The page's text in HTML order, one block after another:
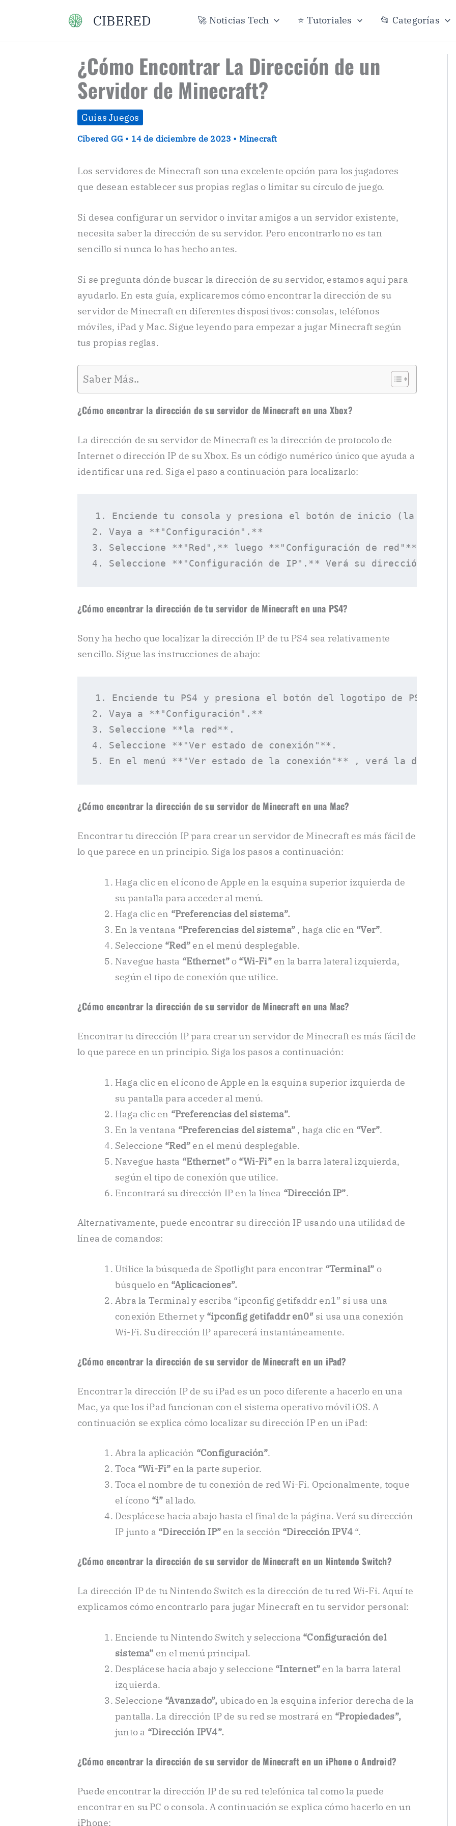
contenido
CIBERED 🚀 Noticias Tech ⭐ Tutoriales 📂 Categorías
¿Cómo Encontrar La Dirección de un
Servidor de Minecraft?
Guías Juegos
Cibered GG • 14 de diciembre de 2023 • Minecraft
Los servidores de Minecraft son una excelente opción para los jugadores
que desean establecer sus propias reglas o limitar su círculo de juego.
Si desea configurar un servidor o invitar amigos a un servidor existente,
necesita saber la dirección de su servidor. Pero encontrarlo no es tan
sencillo si nunca lo has hecho antes.
Si se pregunta dónde buscar la dirección de su servidor, estamos aquí para
ayudarlo. En esta guía, explicaremos cómo encontrar la dirección de su
servidor de Minecraft en diferentes dispositivos: consolas, teléfonos
móviles, iPad y Mac. Sigue leyendo para empezar a jugar Minecraft según
tus propias reglas.
Saber Más..
¿Cómo encontrar la dirección de su servidor de Minecraft en una Xbox?
La dirección de su servidor de Minecraft es la dirección de protocolo de
Internet o dirección IP de su Xbox. Es un código numérico único que ayuda a
identificar una red. Siga el paso a continuación para localizarlo:
1. Enciende tu consola y presiona el botón de inicio (la “X”
2. Vaya a **"Configuración".**
3. Seleccione **"Red",** luego **"Configuración de red"** y
¿Cómo encontrar la dirección de tu servidor de Minecraft en una PS4?
Sony ha hecho que localizar la dirección IP de tu PS4 sea relativamente
sencillo. Sigue las instrucciones de abajo:
1. Enciende tu PS4 y presiona el botón del logotipo de PS
2. Vaya a **"Configuración".**
3. Seleccione **la red**.
4. Seleccione **"Ver estado de conexión"**.
¿Cómo encontrar la dirección de su servidor de Minecraft en una Mac?
Encontrar tu dirección IP para crear un servidor de Minecraft es más fácil de
lo que parece en un principio. Siga los pasos a continuación:
Haga clic en el ícono de Apple en la esquina superior izquierda de
su pantalla para acceder al menú.
Haga clic en “Preferencias del sistema”.
En la ventana “Preferencias del sistema” , haga clic en “Ver”.
Seleccione “Red” en el menú desplegable.
Navegue hasta “Ethernet”o “Wi-Fi”en la barra lateral izquierda,
según el tipo de conexión que utilice.
¿Cómo encontrar la dirección de su servidor de Minecraft en una Mac?
Encontrar tu dirección IP para crear un servidor de Minecraft es más fácil de
lo que parece en un principio. Siga los pasos a continuación:
Haga clic en el ícono de Apple en la esquina superior izquierda de
su pantalla para acceder al menú.
Haga clic en “Preferencias del sistema”.
En la ventana “Preferencias del sistema” , haga clic en “Ver”.
Seleccione “Red” en el menú desplegable.
Navegue hasta “Ethernet”o “Wi-Fi”en la barra lateral izquierda,
según el tipo de conexión que utilice.
Encontrará su dirección IP en la línea “Dirección IP”.
Alternativamente, puede encontrar su dirección IP usando una utilidad de
línea de comandos:
Utilice la búsqueda de Spotlight para encontrar “Terminal” o
búsquelo en “Aplicaciones”.
Abra la Terminal y escriba “ipconfig getifaddr en1” si usa una
conexión Ethernet y “ipconfig getifaddr en0″si usa una conexión
Wi-Fi. Su dirección IP aparecerá instantáneamente.
¿Cómo encontrar la dirección de su servidor de Minecraft en un iPad?
Encontrar la dirección IP de su iPad es un poco diferente a hacerlo en una
Mac, ya que los iPad funcionan con el sistema operativo móvil iOS. A
continuación se explica cómo localizar su dirección IP en un iPad:
Abra la aplicación “Configuración”.
Toca “Wi-Fi” en la parte superior.
Toca el nombre de tu conexión de red Wi-Fi. Opcionalmente, toque
el ícono “i” al lado.
Desplácese hacia abajo hasta el final de la página. Verá su dirección
IP junto a “Dirección IP” en la sección “Dirección IPV4 “.
¿Cómo encontrar la dirección de su servidor de Minecraft en un Nintendo Switch?
La dirección IP de tu Nintendo Switch es la dirección de tu red Wi-Fi. Aquí te
explicamos cómo encontrarlo para jugar Minecraft en tu servidor personal:
Enciende tu Nintendo Switch y selecciona “Configuración del
sistema” en el menú principal.
Desplácese hacia abajo y seleccione “Internet” en la barra lateral
izquierda.
Seleccione “Avanzado”, ubicado en la esquina inferior derecha de la
pantalla. La dirección IP de su red se mostrará en “Propiedades”,
junto a “Dirección IPV4”.
¿Cómo encontrar la dirección de su servidor de Minecraft en un iPhone o Android?
Puede encontrar la dirección IP de su red telefónica tal como la puede
encontrar en su PC o consola. A continuación se explica cómo hacerlo en un
iPhone: